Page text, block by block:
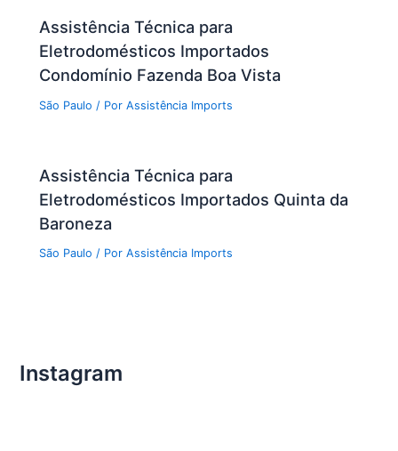
Assistência Técnica para
Eletrodomésticos Importados
Condomínio Fazenda Boa Vista
São Paulo / PorAssistência Imports
Assistência Técnica para
Eletrodomésticos Importados Quinta da
Baroneza
São Paulo / PorAssistência Imports
Instagram